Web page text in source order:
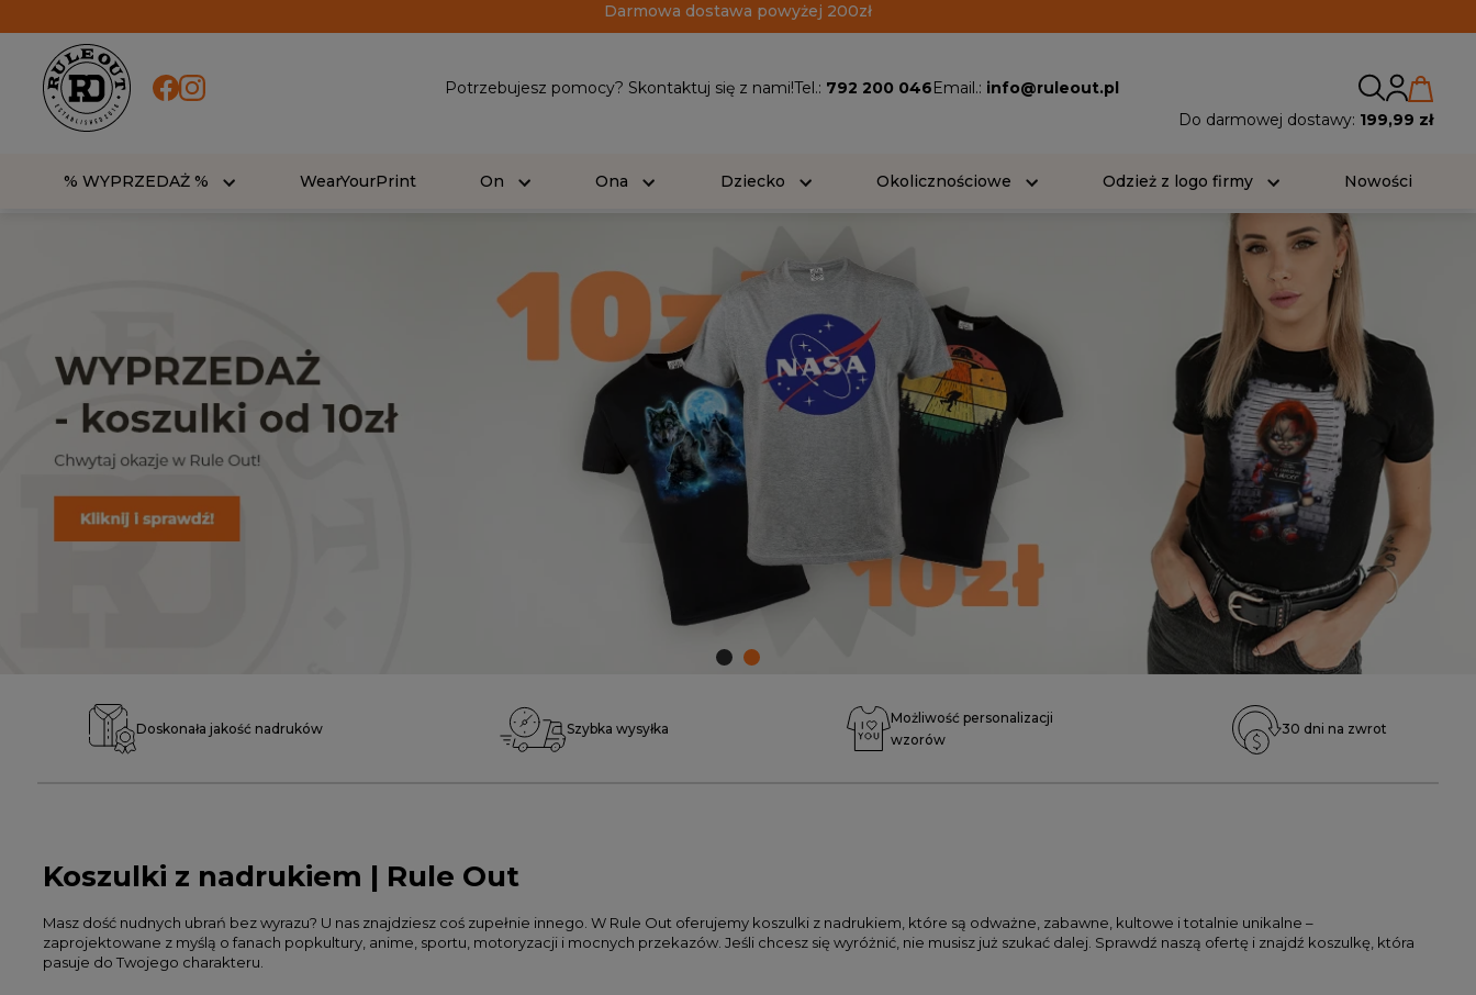
Darmowa dostawa powyżej 200zł
Potrzebujesz pomocy? Skontaktuj się z nami!Tel.: 792 200 046Email.: info@ruleout.pl
Do darmowej dostawy: 199,99 zł
% WYPRZEDAŻ % WearYourPrint On Ona Dziecko Okolicznościowe Odzież z logo firmy Nowości
Doskonała jakość nadruków Szybka wysyłka
Możliwość personalizacji
wzorów
30 dni na zwrot
Koszulki z nadrukiem | Rule Out
Masz dość nudnych ubrań bez wyrazu? U nas znajdziesz coś zupełnie innego. W Rule Out oferujemy koszulki z nadrukiem, które są odważne, zabawne, kultowe i totalnie unikalne –
zaprojektowane z myślą o fanach popkultury, anime, sportu, motoryzacji i mocnych przekazów. Jeśli chcesz się wyróżnić, nie musisz już szukać dalej. Sprawdź naszą ofertę i znajdź koszulkę, która
pasuje do Twojego charakteru.